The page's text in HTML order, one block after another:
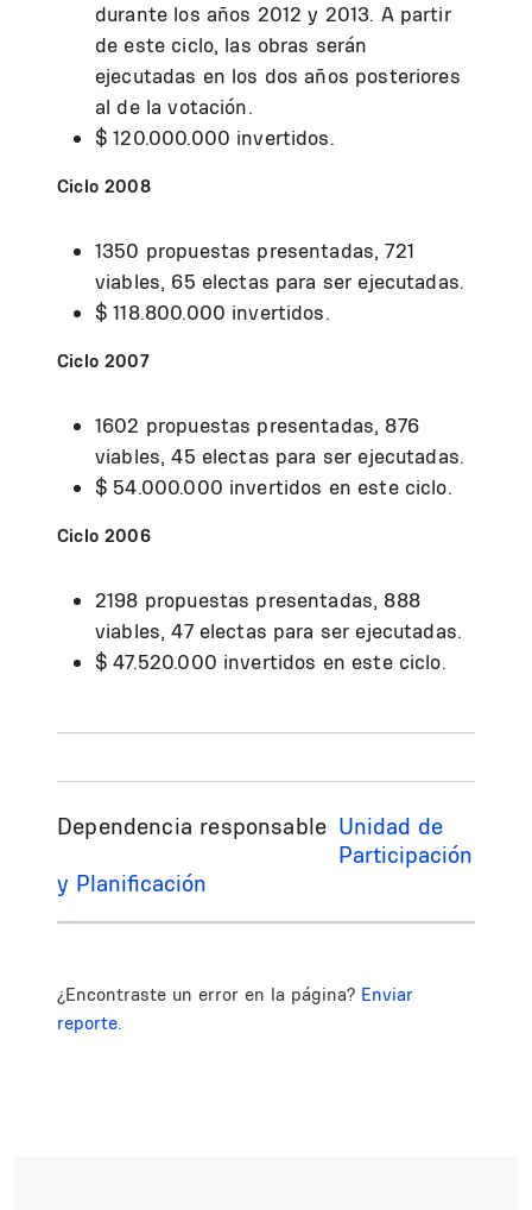
durante los años 2012 y 2013. A partir
de este ciclo, las obras serán
ejecutadas en los dos años posteriores
al de la votación.
$ 120.000.000 invertidos.
Ciclo 2008
1350 propuestas presentadas, 721
viables, 65 electas para ser ejecutadas.
$ 118.800.000 invertidos.
Ciclo 2007
1602 propuestas presentadas, 876
viables, 45 electas para ser ejecutadas.
$ 54.000.000 invertidos en este ciclo.
Ciclo 2006
2198 propuestas presentadas, 888
viables, 47 electas para ser ejecutadas.
$ 47.520.000 invertidos en este ciclo.
Dependencia responsable Unidad de
Participación
y Planificación
¿Encontraste un error en la página? Enviar
reporte.